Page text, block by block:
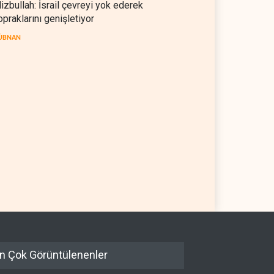
İsrail çevreyi yok ederek
genişletiyor
Çok Görüntülenenler